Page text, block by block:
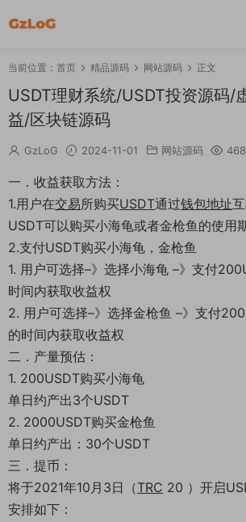
当前位置： 首页 精品源码 网站源码 正文
USDT理财系统/USDT投资源码/
益/区块链源码
GzLoG 2024-11-01 网站源码 468
一．收益获取方法：
1.用户在交易所购买USDT通过钱包地址
USDT可以购买小海龟或者金枪鱼的使用期
2.支付USDT购买小海龟，金枪鱼
1. 用户可选择–》选择小海龟 –》支付
时间内获取收益权
2. 用户可选择–》选择金枪鱼 –》支付
的时间内获取收益权
二．产量预估：
1. 200USDT购买小海龟
单日约产出3个USDT
2. 2000USDT购买金枪鱼
单日约产出：30个USDT
三．提币：
将于2021年10月3日（TRC 20 ）开启
安排如下：